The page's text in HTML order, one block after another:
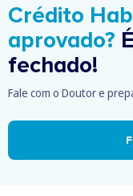
Crédito
aprovado?
fechado!
Fale com o Doutor e